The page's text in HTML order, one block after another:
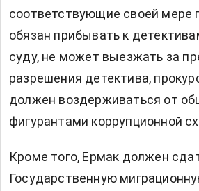
соответствующие своей мере
обязан прибывать к
суду, не может выезжать за
разрешения детектива,
должен воздерживаться от
фигурантами коррупционной
Кроме того, Ермак должен
Государственную